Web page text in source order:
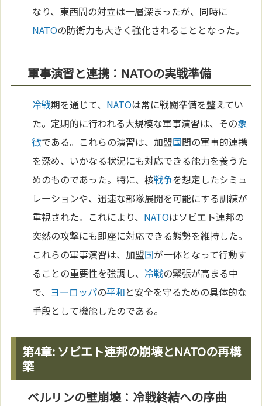
なり、東西間の対立は一層深まったが、同時に
NATOの防衛力も大きく強化されることとなった。
軍事演習と連携：NATOの実戦準備
冷戦期を通じて、 NATOは常に戦闘準備を整えてい
た。定期的に行われる大規模な軍事演習は、その象
徴である。これらの演習は、加盟国間の軍事的連携
を深め、いかなる状況にも対応できる能力を養うた
めのものであった。特に、核戦争を想定したシミュ
レーションや、迅速な部隊展開を可能にする訓練が
重視された。これにより、 NATOはソビエト連邦の
突然の攻撃にも即座に対応できる態勢を維持した。
これらの軍事演習は、加盟国が一体となって行動す
ることの重要性を強調し、 冷戦の緊張が高まる中
で、 ヨーロッパの平和と安全を守るための具体的な
手段として機能したのである。
第4章: ソビエト連邦の崩壊とNATOの再構
築
ベルリンの壁崩壊：冷戦終結への序曲